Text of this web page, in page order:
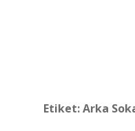
Etiket:Arka